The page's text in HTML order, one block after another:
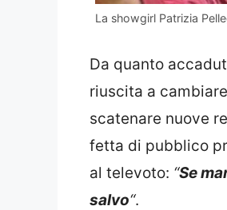
La showgirl Patrizia
Da quanto
riuscita a
scatenare nuove
fetta di pubblico
al televoto: “Se
salvo“.